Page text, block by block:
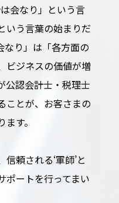
会なり」という言
いう言葉の始まりだ
なり」は「各方面の
ビジネスの価値が増
公認会計士・税理士
ことが、お客さまの
す。
頼される‘軍師’と
ポートを行ってまい